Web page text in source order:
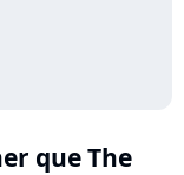
que The